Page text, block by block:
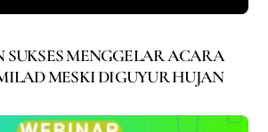
SUKSES MENGGELAR ACARA
MESKI DIGUYUR HUJAN